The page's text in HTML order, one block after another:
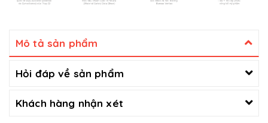
Mô tả sản phẩm
Hỏi đáp về sản phẩm
Khách hàng nhận xét